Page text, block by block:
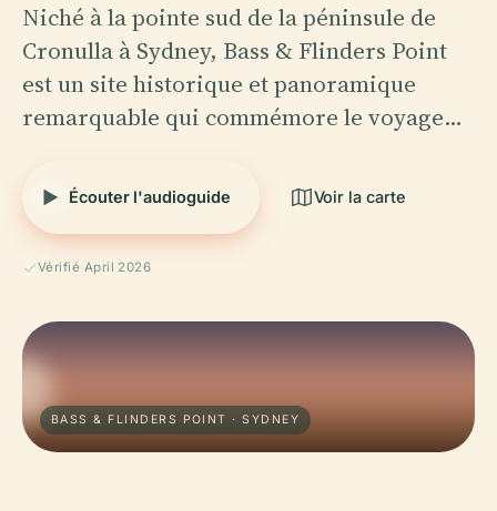
Niché à la pointe sud de la péninsule de
Cronulla à Sydney, Bass & Flinders Point
est un site historique et panoramique
remarquable qui commémore le voyage…
Écouter l'audioguide Voir la carte
Vérifié April 2026
BASS & FLINDERS POINT · SYDNEY